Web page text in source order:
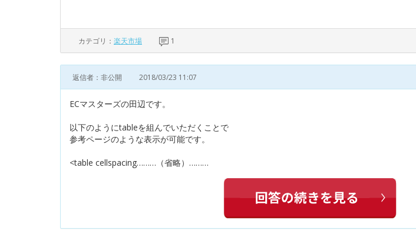
カテゴリ： 楽天市場 1
返信者：非公開 2018/03/23 11:07
ECマスターズの田辺です。
以下のようにtableを組んでいただくことで
参考ページのような表示が可能です。
<table cellspacing………（省略）………